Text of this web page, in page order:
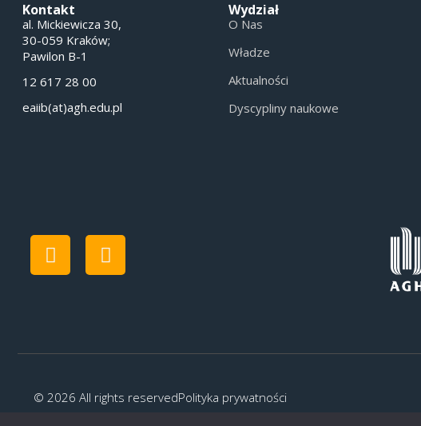
Kontakt
al. Mickiewicza 30,
30-059 Kraków;
Pawilon B-1
12 617 28 00
eaiib(at)agh.edu.pl
Wydział
O Nas
Władze
Aktualności
Dyscypliny naukowe
© 2026 All rights reservedPolityka prywatności